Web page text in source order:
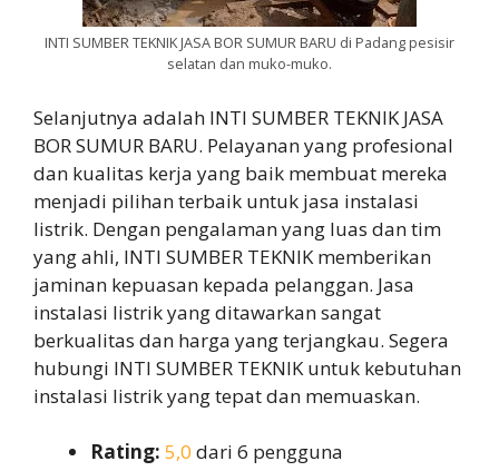
INTI SUMBER TEKNIK JASA BOR SUMUR BARU di Padang pesisir
selatan dan muko-muko.
Selanjutnya adalah INTI SUMBER TEKNIK JASA
BOR SUMUR BARU. Pelayanan yang profesional
dan kualitas kerja yang baik membuat mereka
menjadi pilihan terbaik untuk jasa instalasi
listrik. Dengan pengalaman yang luas dan tim
yang ahli, INTI SUMBER TEKNIK memberikan
jaminan kepuasan kepada pelanggan. Jasa
instalasi listrik yang ditawarkan sangat
berkualitas dan harga yang terjangkau. Segera
hubungi INTI SUMBER TEKNIK untuk kebutuhan
instalasi listrik yang tepat dan memuaskan.
Rating: 5,0 dari 6 pengguna